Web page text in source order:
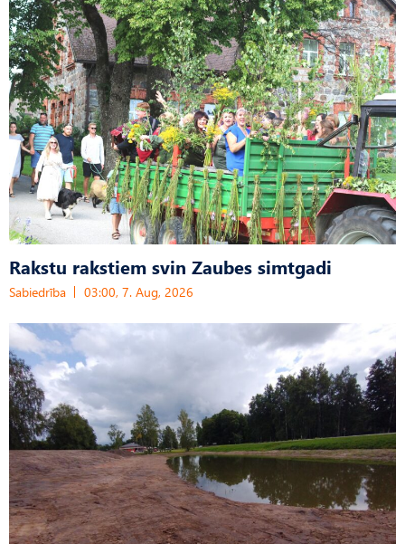
Rakstu rakstiem svin Zaubes simtgadi
Sabiedrība 03:00, 7. Aug, 2026